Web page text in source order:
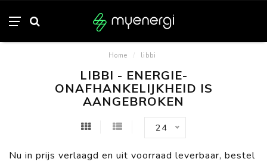
Home / libbi
LIBBI - ENERGIE-
ONAFHANKELIJKHEID IS
AANGEBROKEN
24
Nu in prijs verlaagd en uit voorraad leverbaar, bestel